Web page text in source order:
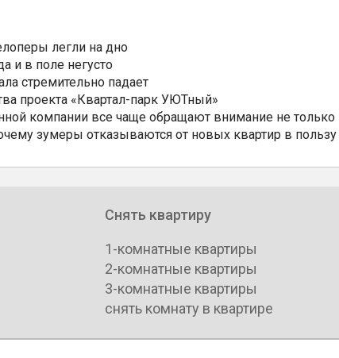
легли на дно
и в поле негусто
стремительно падает
проекта «Квартал-парк УЮТный»
компании все чаще обращают внимание не только
зумеры отказываются от новых квартир в пользу
Снять квартиру
1-комнатные квартиры
2-комнатные квартиры
3-комнатные квартиры
снять комнату в квартире